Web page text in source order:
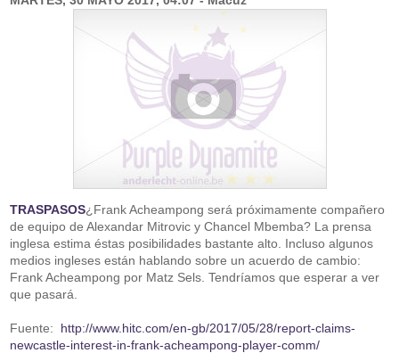
TRASPASOS¿Frank Acheampong será próximamente compañero
de equipo de Alexandar Mitrovic y Chancel Mbemba? La prensa
inglesa estima éstas posibilidades bastante alto. Incluso algunos
medios ingleses están hablando sobre un acuerdo de cambio:
Frank Acheampong por Matz Sels. Tendríamos que esperar a ver
que pasará.
Fuente: http://www.hitc.com/en-gb/2017/05/28/report-claims-
newcastle-interest-in-frank-acheampong-player-comm/